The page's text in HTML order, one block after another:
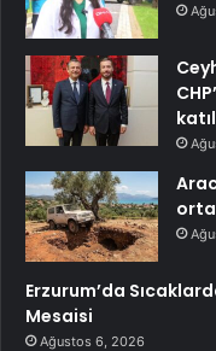
Erzurum’da
Mesaisi
Ağustos 6, 2026